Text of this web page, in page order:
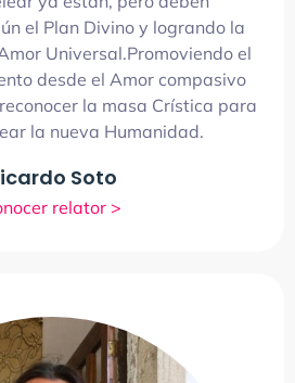
el Plan Divino y logrando la
Universal.Promoviendo el
desde el Amor compasivo
la masa Crística para
la nueva Humanidad.
Soto
relator >